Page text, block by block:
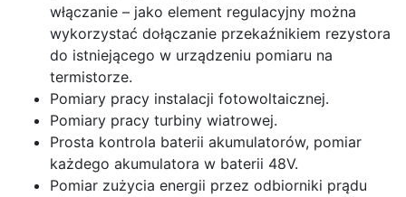
włączanie – jako element regulacyjny można
wykorzystać dołączanie przekaźnikiem rezystora
do istniejącego w urządzeniu pomiaru na
termistorze.
Pomiary pracy instalacji fotowoltaicznej.
Pomiary pracy turbiny wiatrowej.
Prosta kontrola baterii akumulatorów, pomiar
każdego akumulatora w baterii 48V.
Pomiar zużycia energii przez odbiorniki prądu